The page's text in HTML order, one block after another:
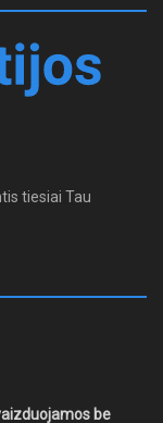
tiesiai Tau
be